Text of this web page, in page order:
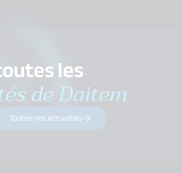
les
de Daitem
Toutes nos actualités